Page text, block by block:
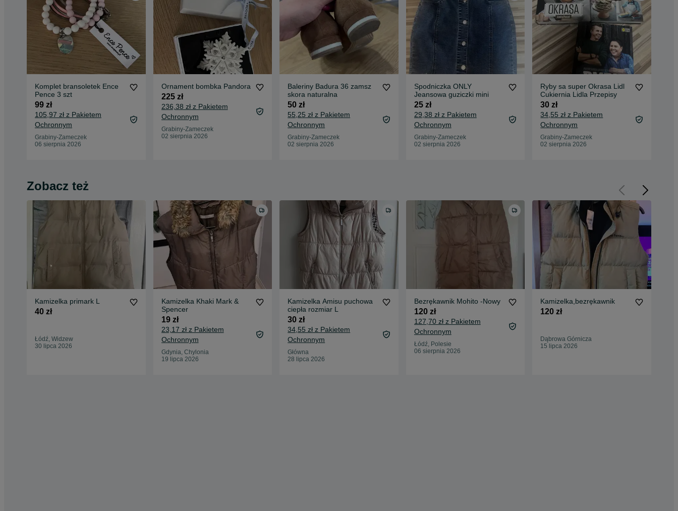
Komplet bransoletek Ence
Pence 3 szt
99 zł
105,97 zł z Pakietem
Ochronnym
Grabiny-Zameczek
06 sierpnia 2026
Ornament bombka Pandora
225 zł
236,38 zł z Pakietem
Ochronnym
Grabiny-Zameczek
02 sierpnia 2026
Baleriny Badura 36 zamsz
skora naturalna
50 zł
55,25 zł z Pakietem
Ochronnym
Grabiny-Zameczek
02 sierpnia 2026
Spodniczka ONLY
Jeansowa guziczki mini
25 zł
29,38 zł z Pakietem
Ochronnym
Grabiny-Zameczek
02 sierpnia 2026
Ryby sa super Okrasa Lidl
Cukiernia Lidla Przepisy
30 zł
34,55 zł z Pakietem
Ochronnym
Grabiny-Zameczek
02 sierpnia 2026
Zobacz też
Kamizelka primark L
40 zł
Łódź, Widzew
30 lipca 2026
Kamizelka Khaki Mark &
Spencer
19 zł
23,17 zł z Pakietem
Ochronnym
Gdynia, Chylonia
19 lipca 2026
Kamizelka Amisu puchowa
ciepła rozmiar L
30 zł
34,55 zł z Pakietem
Ochronnym
Główna
28 lipca 2026
Bezrękawnik Mohito -Nowy
120 zł
127,70 zł z Pakietem
Ochronnym
Łódź, Polesie
06 sierpnia 2026
Kamizelka,bezrękawnik
120 zł
Dąbrowa Górnicza
15 lipca 2026